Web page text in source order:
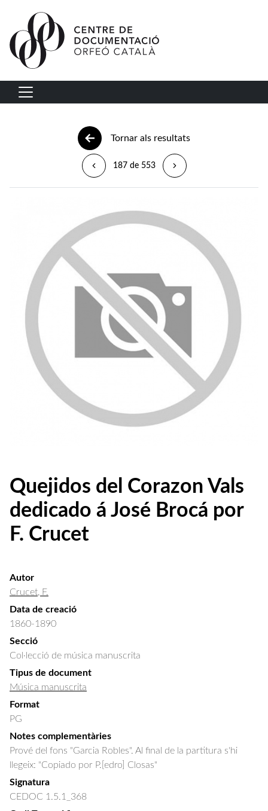
Vés al contingut
Navegació principal
Tornar als resultats
187 de 553
Quejidos del Corazon Vals
dedicado á José Brocá por
F. Crucet
Autor
Crucet, F.
Data de creació
1860-1890
Secció
Col·lecció de música manuscrita
Tipus de document
Música manuscrita
Format
PG
Notes complementàries
Prové del fons "Garcia Robles". Al final de la partitura s'hi
llegeix: "Copiado por P.[edro] Closas"
Signatura
CEDOC 1.5.1_368